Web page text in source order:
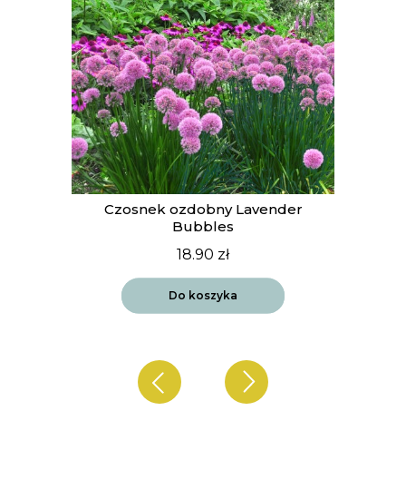
Czosnek ozdobny Lavender
Bubbles
18.90 zł
Do koszyka